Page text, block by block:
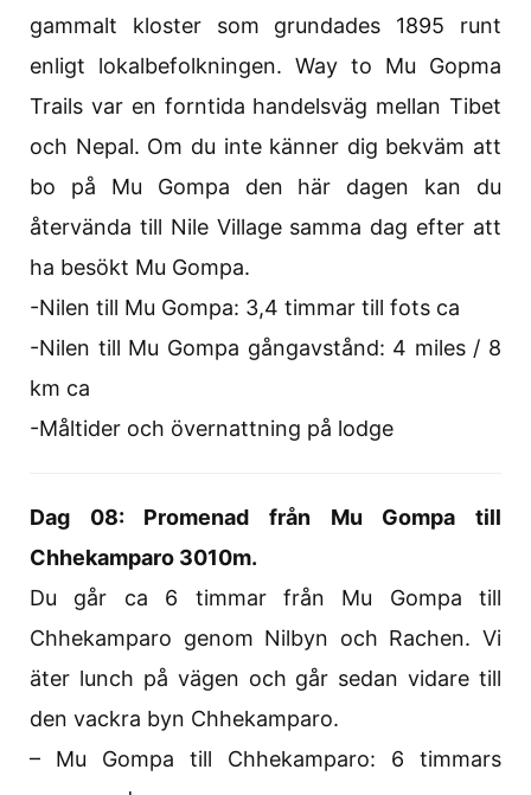
gammalt kloster som grundades 1895 runt
enligt lokalbefolkningen. Way to Mu Gopma
Trails var en forntida handelsväg mellan Tibet
och Nepal. Om du inte känner dig bekväm att
bo på Mu Gompa den här dagen kan du
återvända till Nile Village samma dag efter att
ha besökt Mu Gompa.
-Nilen till Mu Gompa: 3,4 timmar till fots ca
-Nilen till Mu Gompa gångavstånd: 4 miles / 8
km ca
-Måltider och övernattning på lodge
Dag 08: Promenad från Mu Gompa till
Chhekamparo 3010m.
Du går ca 6 timmar från Mu Gompa till
Chhekamparo genom Nilbyn och Rachen. Vi
äter lunch på vägen och går sedan vidare till
den vackra byn Chhekamparo.
– Mu Gompa till Chhekamparo: 6 timmars